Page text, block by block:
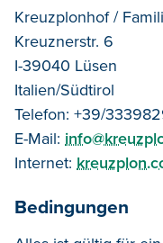
Kreuzplonhof /
Kreuznerstr. 6
I-39040 Lüsen
Italien/Südtirol
Telefon: +39/
E-Mail:
Internet:
Bedingungen